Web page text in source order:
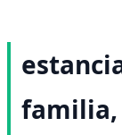
familia,